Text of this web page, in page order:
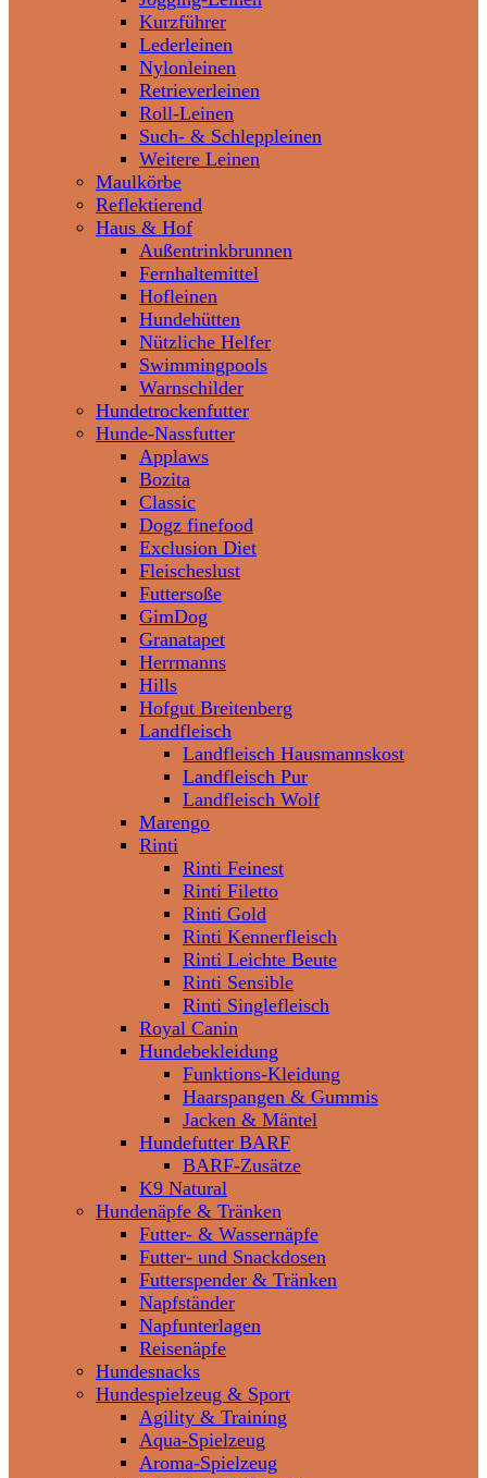
Kurzführer
Lederleinen
Nylonleinen
Retrieverleinen
Roll-Leinen
Such- & Schleppleinen
Weitere Leinen
Maulkörbe
Reflektierend
Haus & Hof
Außentrinkbrunnen
Fernhaltemittel
Hofleinen
Hundehütten
Nützliche Helfer
Swimmingpools
Warnschilder
Hundetrockenfutter
Hunde-Nassfutter
Applaws
Bozita
Classic
Dogz finefood
Exclusion Diet
Fleischeslust
Futtersoße
GimDog
Granatapet
Herrmanns
Hills
Hofgut Breitenberg
Landfleisch
Landfleisch Hausmannskost
Landfleisch Pur
Landfleisch Wolf
Marengo
Rinti
Rinti Feinest
Rinti Filetto
Rinti Gold
Rinti Kennerfleisch
Rinti Leichte Beute
Rinti Sensible
Rinti Singlefleisch
Royal Canin
Hundebekleidung
Funktions-Kleidung
Haarspangen & Gummis
Jacken & Mäntel
Hundefutter BARF
BARF-Zusätze
K9 Natural
Hundenäpfe & Tränken
Futter- & Wassernäpfe
Futter- und Snackdosen
Futterspender & Tränken
Napfständer
Napfunterlagen
Reisenäpfe
Hundesnacks
Hundespielzeug & Sport
Agility & Training
Aqua-Spielzeug
Aroma-Spielzeug